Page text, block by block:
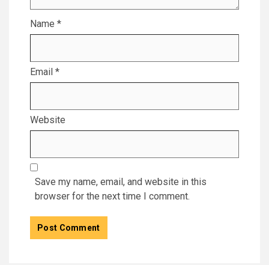
Name *
Email *
Website
Save my name, email, and website in this
browser for the next time I comment.